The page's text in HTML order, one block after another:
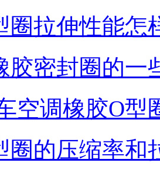
圈拉伸性能怎
胶密封圈的一
空调橡胶O型
圈的压缩率和